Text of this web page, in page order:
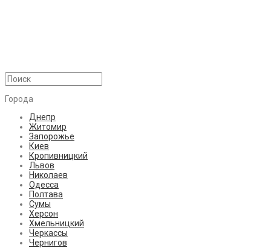
Города
Днепр
Житомир
Запорожье
Киев
Кропивницкий
Львов
Николаев
Одесса
Полтава
Сумы
Херсон
Хмельницкий
Черкассы
Чернигов